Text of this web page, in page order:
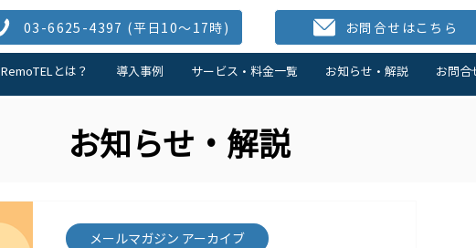
03-6625-4397 (​平日10～17時) お問合せはこちら
RemoTELとは？ 導入事例 サービス・料金一覧 お知らせ・解説 お問合
お知らせ・解説
メールマガジン アーカイブ